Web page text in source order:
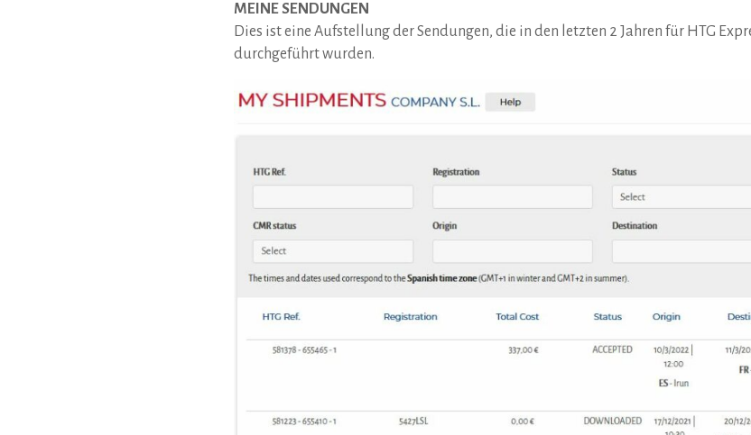
MEINE SENDUNGEN
Dies ist eine Aufstellung der Sendungen, die in den letzten 2 Jahren für HTG
durchgeführt wurden.